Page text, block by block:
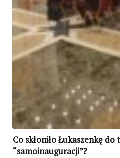
Co skłoniło Łukaszenkę do
“samoinauguracji”?